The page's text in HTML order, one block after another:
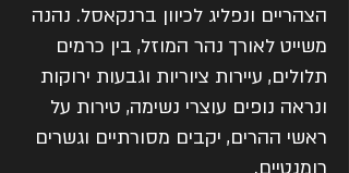
הצהריים ונפליג לכיוון ברנקאסל. נהנה
משייט לאורך נהר המוזל, בין כרמים
תלולים, עיירות ציוריות וגבעות ירוקות
ונראה נופים עוצרי נשימה, טירות על
ראשי ההרים, יקבים מסורתיים וגשרים